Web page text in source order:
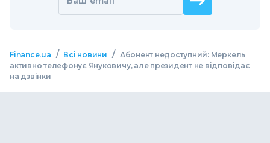
Finance.ua / Всі новини / Абонент недоступний: Меркель
активно телефонує Януковичу, але президент не відповідає
на дзвінки